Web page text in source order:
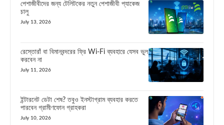
পেশাজীবীদের জন্য টেলিটকের নতুন পেশাজীবী প্যাকেজ
চালু
July 13, 2026
রেস্তোরাঁ বা বিমানবন্দরের ফ্রি Wi-Fi ব্যবহারে যেসব ভুল
করবেন না
July 11, 2026
ইন্টারনেট ডেটা শেষ? তবুও ইনস্টাগ্রাম ব্যবহার করতে
পারবেন গ্রামীণফোন গ্রাহকরা
July 10, 2026